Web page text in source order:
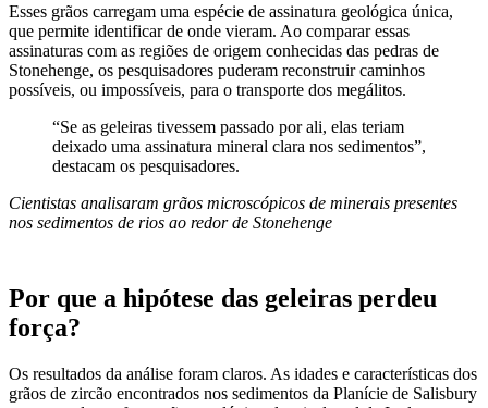
Esses grãos carregam uma espécie de assinatura geológica única,
que permite identificar de onde vieram. Ao comparar essas
assinaturas com as regiões de origem conhecidas das pedras de
Stonehenge, os pesquisadores puderam reconstruir caminhos
possíveis, ou impossíveis, para o transporte dos megálitos.
“Se as geleiras tivessem passado por ali, elas teriam
deixado uma assinatura mineral clara nos sedimentos”,
destacam os pesquisadores.
Cientistas analisaram grãos microscópicos de minerais presentes
nos sedimentos de rios ao redor de Stonehenge
Por que a hipótese das geleiras perdeu
força?
Os resultados da análise foram claros. As idades e características dos
grãos de zircão encontrados nos sedimentos da Planície de Salisbury